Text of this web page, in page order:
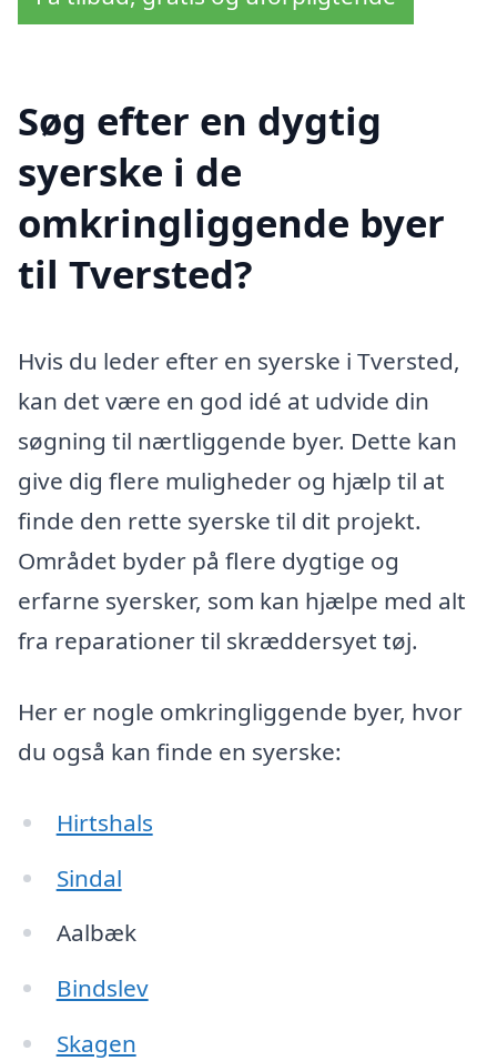
Søg efter en dygtig
syerske i de
omkringliggende byer
til Tversted?
Hvis du leder efter en syerske i Tversted,
kan det være en god idé at udvide din
søgning til nærtliggende byer. Dette kan
give dig flere muligheder og hjælp til at
finde den rette syerske til dit projekt.
Området byder på flere dygtige og
erfarne syersker, som kan hjælpe med alt
fra reparationer til skræddersyet tøj.
Her er nogle omkringliggende byer, hvor
du også kan finde en syerske:
Hirtshals
Sindal
Aalbæk
Bindslev
Skagen